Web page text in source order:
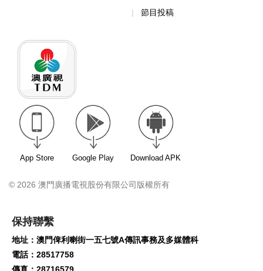
節目投稿
App Store Google Play Download APK
© 2026 澳門廣播電視股份有限公司版權所有
保持聯繫
地址：澳門俾利喇街一五七號A傳訊事務及多媒體科
電話：28517758
傳真：28716579